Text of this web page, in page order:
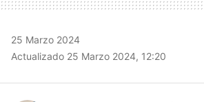
25 Marzo 2024
Actualizado 25 Marzo 2024, 12:20